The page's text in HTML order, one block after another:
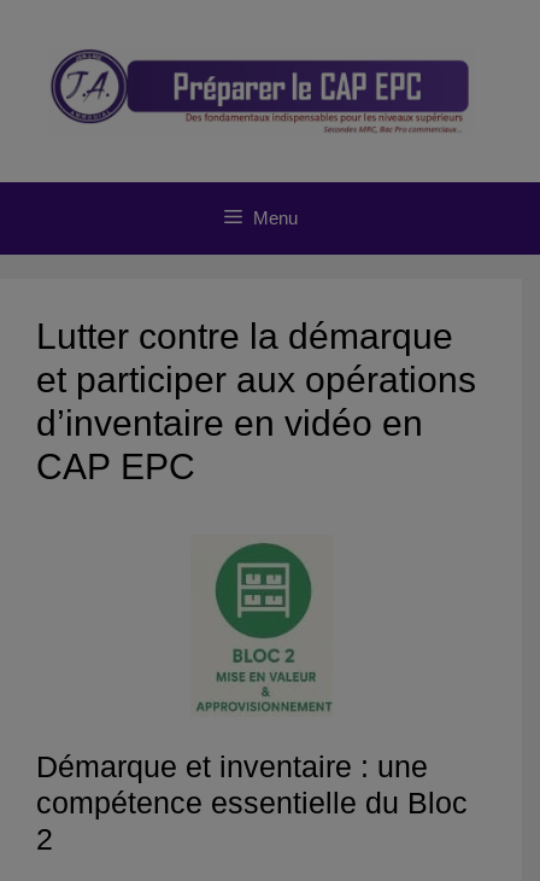
contenu
Menu
Lutter contre la démarque
et participer aux opérations
d’inventaire en vidéo en
CAP EPC
Démarque et inventaire : une
compétence essentielle du Bloc
2